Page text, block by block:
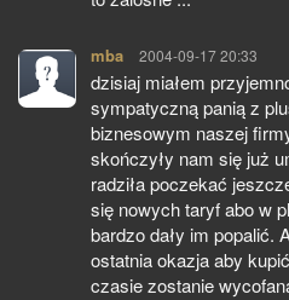
mba pisze:
2004-09-17 20:33
dzisiaj miałem
sympatyczną panią z
biznesowym naszej
skończyły nam się już
radziła poczekać
się nowych taryf abo w
bardzo dały im popalić.
ostatnia okazja aby
czasie zostanie